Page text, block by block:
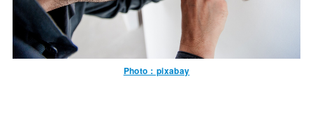
Photo：pixabay